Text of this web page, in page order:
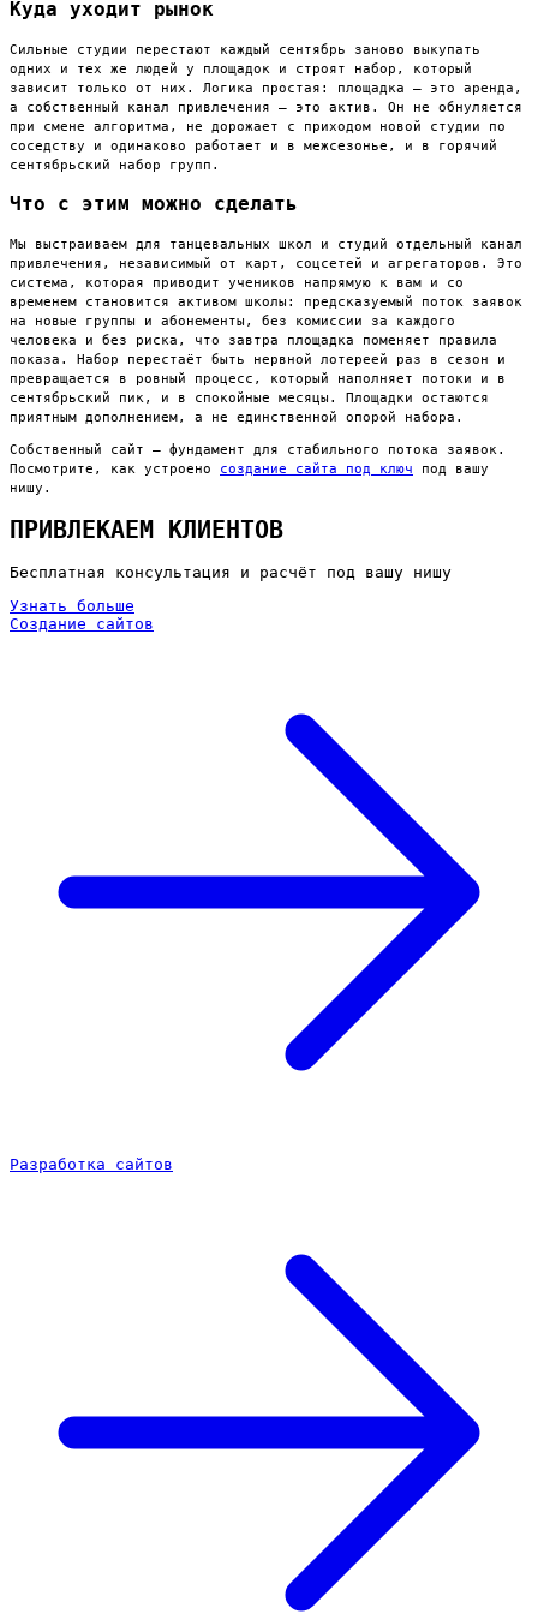
Куда уходит рынок
Сильные студии перестают каждый сентябрь заново выкупать
одних и тех же людей у площадок и строят набор, который
зависит только от них. Логика простая: площадка — это аренда,
а собственный канал привлечения — это актив. Он не обнуляется
при смене алгоритма, не дорожает с приходом новой студии по
соседству и одинаково работает и в межсезонье, и в горячий
сентябрьский набор групп.
Что с этим можно сделать
Мы выстраиваем для танцевальных школ и студий отдельный канал
привлечения, независимый от карт, соцсетей и агрегаторов. Это
система, которая приводит учеников напрямую к вам и со
временем становится активом школы: предсказуемый поток заявок
на новые группы и абонементы, без комиссии за каждого
человека и без риска, что завтра площадка поменяет правила
показа. Набор перестаёт быть нервной лотереей раз в сезон и
превращается в ровный процесс, который наполняет потоки и в
сентябрьский пик, и в спокойные месяцы. Площадки остаются
приятным дополнением, а не единственной опорой набора.
Собственный сайт — фундамент для стабильного потока заявок.
Посмотрите, как устроено создание сайта под ключ под вашу
нишу.
ПРИВЛЕКАЕМ КЛИЕНТОВ
Бесплатная консультация и расчёт под вашу нишу
Узнать больше
Создание сайтов
Разработка сайтов